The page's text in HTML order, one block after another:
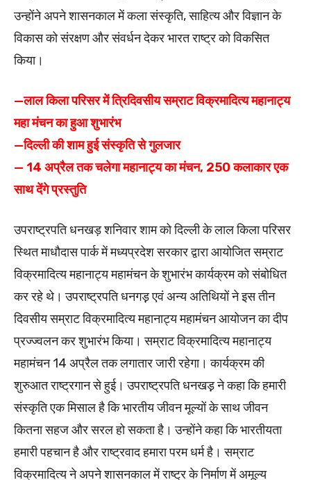
उन्होंने अपने शासनकाल में कला संस्कृति, साहित्य और विज्ञान के
विकास को संरक्षण और संवर्धन देकर भारत राष्ट्र को विकसित
किया।
—लाल किला परिसर में त्रिदिवसीय सम्राट विक्रमादित्य महानाट्य
महा मंचन का हुआ शुभारंभ
—दिल्ली की शाम हुई संस्कृति से गुलजार
— 14 अप्रैल तक चलेगा महानाट्य का मंचन, 250 कलाकार एक
साथ देंगे प्रस्तुति
उपराष्ट्रपति धनखड़ शनिवार शाम को दिल्ली के लाल किला परिसर
स्थित माधौदास पार्क में मध्यप्रदेश सरकार द्वारा आयोजित सम्राट
विक्रमादित्य महानाट्य महामंचन के शुभारंभ कार्यक्रम को संबोधित
कर रहे थे। उपराष्ट्रपति धनगड़़ एवं अन्य अतिथियों ने इस तीन
दिवसीय सम्राट विक्रमादित्य महानाट्य महामंचन आयोजन का दीप
प्रज्ज्वलन कर शुभारंभ किया। सम्राट विक्रमादित्य महानाट्य
महामंचन 14 अप्रैल तक लगातार जारी रहेगा। कार्यक्रम की
शुरुआत राष्ट्रगान से हुई। उपराष्ट्रपति धनखड़़ ने कहा कि हमारी
संस्कृति एक मिसाल है कि भारतीय जीवन मूल्यों के साथ जीवन
कितना सहज और सरल हो सकता है। उन्होंने कहा कि भारतीयता
हमारी पहचान है और राष्ट्रवाद हमारा परम धर्म है। सम्राट
विक्रमादित्य ने अपने शासनकाल में राष्ट्र के निर्माण में अमूल्य